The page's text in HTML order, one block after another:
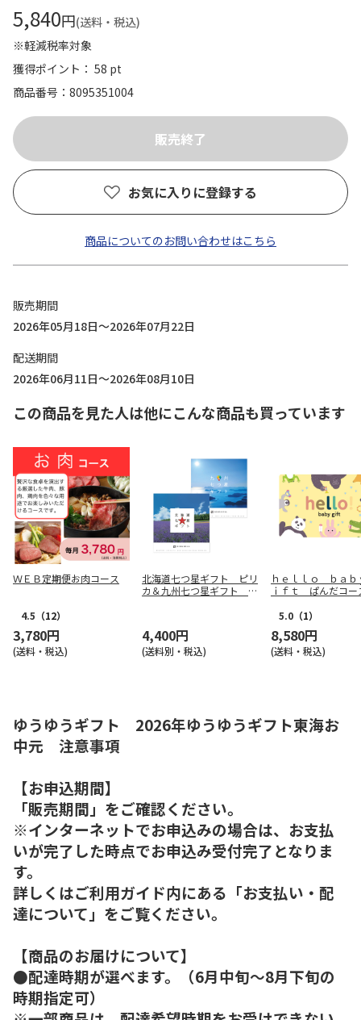
5,840円(送料・税込)
※軽減税率対象
獲得ポイント： 58 pt
商品番号
8095351004
お気に入りに登録する
商品についてのお問い合わせはこちら
販売期間
2026年05月18日～2026年07月22日
配送期間
2026年06月11日～2026年08月10日
この商品を見た人は他にこんな商品も買っています
ＷＥＢ定期便お肉コース
4.5 （12）
3,780円
(送料・税込)
北海道七つ星ギフト ピリ
カ＆九州七つ星ギフト ひ
4,400円
(送料別・税込)
ｈｅｌｌｏ ｂａ
ｉｆｔ ぱんだコー
5.0 （1）
8,580円
(送料・税込)
ゆうゆうギフト 2026年ゆうゆうギフト東海お
中元 注意事項
【お申込期間】
「販売期間」をご確認ください。
※インターネットでお申込みの場合は、お支払
いが完了した時点でお申込み受付完了となりま
す。
詳しくはご利用ガイド内にある「お支払い・配
達について」をご覧ください。
【商品のお届けについて】
●配達時期が選べます。（6月中旬～8月下旬の
時期指定可）